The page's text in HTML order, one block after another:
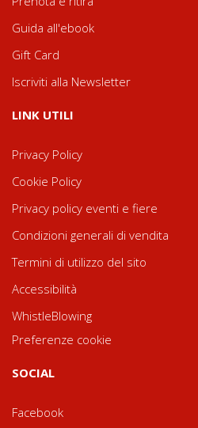
Guida all'ebook
Gift Card
Iscriviti alla Newsletter
LINK UTILI
Privacy Policy
Cookie Policy
Privacy policy eventi e fiere
Condizioni generali di vendita
Termini di utilizzo del sito
Accessibilità
WhistleBlowing
Preferenze cookie
SOCIAL
Facebook